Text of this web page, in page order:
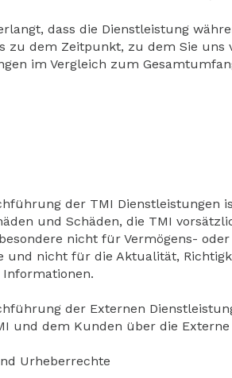
dass die Dienstleistung
zu dem Zeitpunkt, zu dem Sie
im Vergleich zum
der TMI Dienstleistungen
und Schäden, die TMI
nicht für Vermögens-
und nicht für die Aktualität,
der Externen
und dem Kunden über die
Urheberrechte